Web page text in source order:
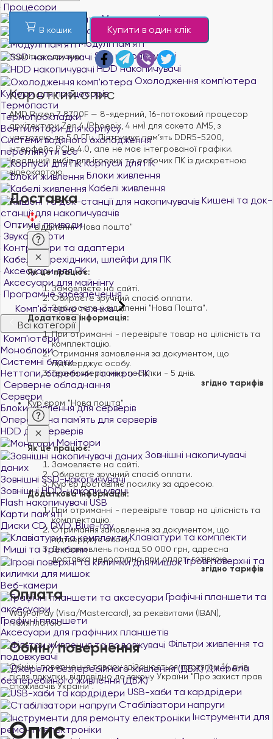
Процесори
Материнські плати
Відеокарти
Модулі пам'яті
SSD накопичувачі
HDD накопичувачі
Охолодження комп'ютера
Кулери для процесорів
Термопасти
Термопрокладки
Вентилятори для корпусу
Системи водяного охолодження
переглянути все
Корпуси для ПК
Блоки живлення
Кабелі живлення
Кишені та док-
станції для накопичувачів
Оптичні приводи
Звукові карти
Контролери та адаптери
Кабелі, перехідники, шлейфи для ПК
Аксесуари для ПК
Аксесуари для майнінгу
Програмне забезпечення
Комп'ютерна техніка
Всі категорії
Комп'ютери
Моноблоки
Системні блоки
Неттопи, баребони та мікро-ПК
Серверне обладнання
Сервери
Блоки живлення для серверів
Оперативна пам`ять для серверів
HDD для серверів
Монітори
Зовнішні накопичувачі
даних
Зовнішні SSD-накопичувачі
Зовнішні HDD-накопичувачі
Flash накопичувачі USB
Карти пам'яті
Диски CD, DVD, Blue-ray
Клавіатури та комплекти
Миші та трекболи
Ігрові поверхні та
килимки для мишок
Веб-камери
Графічні планшети та
аксесуари
Графічні планшети
Аксесуари для графічних планшетів
Фільтри живлення та
подовжувачі
Джерела
безперебійного живлення (ДБЖ)
USB-хаби та кардрідери
Стабілізатори напруги
Інструменти для
ремонту електроніки
В кошик Купити в один клік
Поділіться с друзями
Короткий опис
AMD Ryzen 7 8700F — 8-ядерний, 16-потоковий процесор
архітектури Zen 4 (Phoenix, 4 нм) для сокета AM5, з
частотою до 5.0 ГГц. Підтримує пам’ять DDR5-5200,
інтерфейс PCIe 4.0, але не має інтегрованої графіки.
Ідеальний вибір для ігрових та робочих ПК із дискретною
відеокартою.
Доставка
У відділенні "Нова пошта"
Як це працює:
Замовляєте на сайті.
Обираєте зручний спосіб оплати.
Забираєте у відділенні "Нова Пошта".
Додаткова інформація:
При отриманні - перевірьте товар на цілісність та
комплектацію.
Отримання замовлення за документом, що
підтверджує особу.
Термін зберігання посилки - 5 днів.
згідно тарифів
Кур'єром "Нова пошта"
Як це працює:
Замовляєте на сайті.
Обираєте зручний спосіб оплати.
Курʼєр доставляє посилку за адресою.
Додаткова інформація:
При отриманні - перевірьте товар на цілісність та
комплектацію.
Отримання замовлення за документом, що
підтверджує особу.
Для замовлень понад 50 000 грн, адресна
доставка недоступна при оплаті готівкою.
згідно тарифів
Оплата
WayForPay (Visa/Mastercard), за реквізитами (IBAN),
післяплатою
Обмін/повернення
Обмін і повернення товару здійснюється протягом 14 днів
після покупки, відповідно до закону України "Про захист прав
споживачів України".
Опис